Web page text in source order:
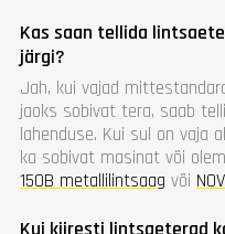
Kas saan tellida
järgi?
Jah, kui vajad
jaoks sobivat tera, saab
lahenduse. Kui sul on vaja
ka sobivat masinat või
150B metallilintsaag või